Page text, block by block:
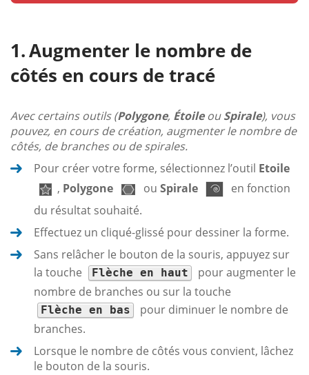
Augmenter le nombre de
côtés en cours de tracé
Avec certains outils (Polygone, ÉtoileouSpirale), vous
pouvez, en cours de création, augmenter le nombre de
côtés, de branches ou de spirales.
Pour créer votre forme, sélectionnez l’outil Etoile
, Polygone ou Spirale
en fonction
du résultat souhaité.
Effectuez un cliqué-glissé pour dessiner la forme.
Sans relâcher le bouton de la souris, appuyez sur
la touche
Flèche en haut
pour augmenter le
nombre de branches ou sur la touche
Flèche en bas
pour diminuer le nombre de
branches.
Lorsque le nombre de côtés vous convient, lâchez
le bouton de la souris.